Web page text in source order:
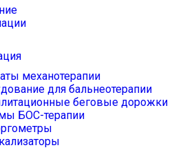
механотерапии
для бальнеотерапии
беговые дорожки
БОС-терапии